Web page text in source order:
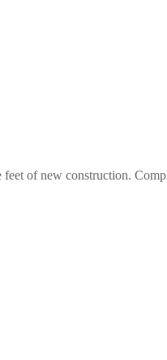
of new construction.